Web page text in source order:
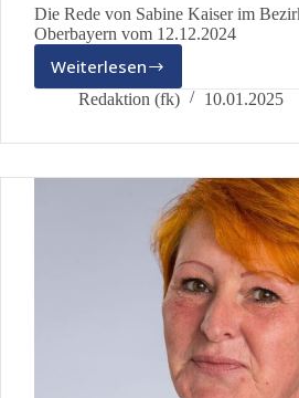
Die Rede von Sabine Kaiser im
Oberbayern vom 12.12.2024
Weiterlesen
dieBasis
LV
–
Bezirkstag
Oberbayern
Redaktion (fk) 10.01.2025